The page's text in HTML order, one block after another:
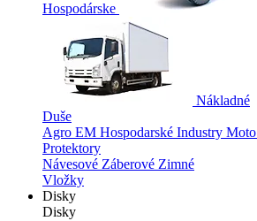
Hospodárske
Nákladné
Duše
Agro EM Hospodarské Industry Moto
Protektory
Návesové Záberové Zimné
Vložky
Disky
Disky